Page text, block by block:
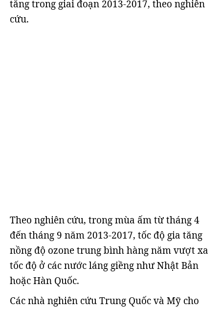
tăng trong giai đoạn 2013-2017, theo nghiên
cứu.
Theo nghiên cứu, trong mùa ấm từ tháng 4
đến tháng 9 năm 2013-2017, tốc độ gia tăng
nồng độ ozone trung bình hàng năm vượt xa
tốc độ ở các nước láng giềng như Nhật Bản
hoặc Hàn Quốc.
Các nhà nghiên cứu Trung Quốc và Mỹ cho